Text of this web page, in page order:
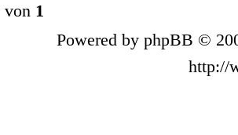
von 1
Powered by phpBB ©
http://